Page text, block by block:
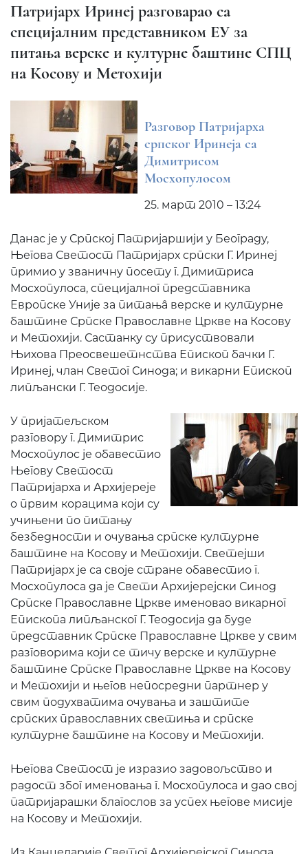
Патријарх Иринеј разговарао са
специјалним представником ЕУ за
питања верске и културне баштине СПЦ
на Косову и Метохији
Разговор Патријарха
српског Иринеја са
Димитрисом
Мосхопулосом
25. март 2010 – 13:24
Данас је у Српској Патријаршији у Београду,
Његова Светост Патријарх српски Г. Иринеј
примио у званичну посету г. Димитриса
Мосхопулоса, специјалног представника
Европске Уније за питањâ верске и културне
баштине Српске Православне Цркве на Косову
и Метохији. Састанку су присуствовали
Њихова Преосвешетнства Епископ бачки Г.
Иринеј, члан Светог Синода; и викарни Епископ
липљански Г. Теодосије.
У пријатeљском
разговору г. Димитрис
Мосхопулос је обавестио
Његову Светост
Патријарха и Архијереје
о првим корацима који су
учињени по питању
безбедности и очувања српске културне
баштине на Косову и Метохији. Светејши
Патријарх је са своје стране обавестио г.
Мосхопулоса да је Свети Архијерејски Синод
Српске Православне Цркве именовао викарног
Епископа липљанског Г. Теодосија да буде
представник Српске Православне Цркве у свим
разговорима који се тичу верске и културне
баштине Српске Православне Цркве на Косову
и Метохији и његов непосредни партнер у
свим подухватима очувања и заштите
српских православних светиња и српске
културне баштине на Косову и Метохији.
Његова Светост је изразио задовољство и
радост због именовања г. Мосхопулоса и дао свој
патријарашки благослов за успех његове мисије
на Косову и Метохији.